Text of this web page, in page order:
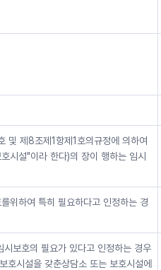
및 제8조제1항제1호의규정에 의하여
시설"이라 한다)의 장이 행하는 임시
위하여 특히 필요하다고 인정하는 경
보호의 필요가 있다고 인정하는 경우
호시설을 갖춘상담소 또는 보호시설에